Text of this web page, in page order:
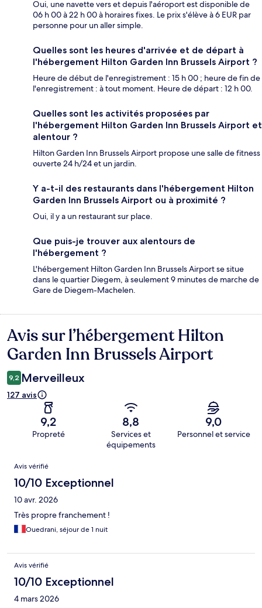
Oui, une navette vers et depuis l'aéroport est disponible de
06 h 00 à 22 h 00 à horaires fixes. Le prix s'élève à 6 EUR par
personne pour un aller simple.
Quelles sont les heures d'arrivée et de départ à
l'hébergement Hilton Garden Inn Brussels Airport ?
Heure de début de l'enregistrement : 15 h 00 ; heure de fin de
l'enregistrement : à tout moment. Heure de départ : 12 h 00.
Quelles sont les activités proposées par
l'hébergement Hilton Garden Inn Brussels Airport et
alentour ?
Hilton Garden Inn Brussels Airport propose une salle de fitness
ouverte 24 h/24 et un jardin.
Y a-t-il des restaurants dans l'hébergement Hilton
Garden Inn Brussels Airport ou à proximité ?
Oui, il y a un restaurant sur place.
Que puis-je trouver aux alentours de
l'hébergement ?
L'hébergement Hilton Garden Inn Brussels Airport se situe
dans le quartier Diegem, à seulement 9 minutes de marche de
Gare de Diegem-Machelen.
Avis
Avis sur l’hébergement Hilton
Garden Inn Brussels Airport
9,2 Merveilleux
127 avis
9,2
Propreté
8,8
Services et
équipements
9,0
Personnel et service
Avis
Avis vérifié
10/10 Exceptionnel
10 avr. 2026
Très propre franchement !
Ouedrani, séjour de 1 nuit
Avis vérifié
10/10 Exceptionnel
4 mars 2026